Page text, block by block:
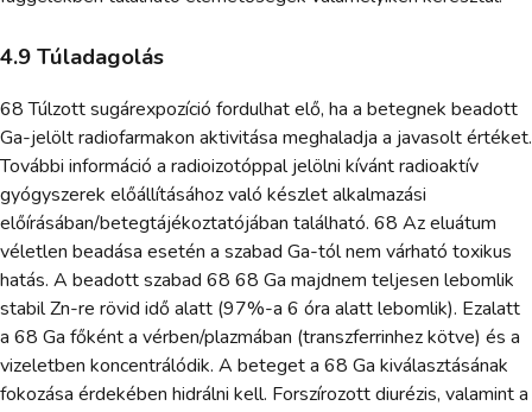
4.9 Túladagolás
68 Túlzott sugárexpozíció fordulhat elő, ha a betegnek beadott
Ga-jelölt radiofarmakon aktivitása meghaladja a javasolt értéket.
További információ a radioizotóppal jelölni kívánt radioaktív
gyógyszerek előállításához való készlet alkalmazási
előírásában/betegtájékoztatójában található. 68 Az eluátum
véletlen beadása esetén a szabad Ga-tól nem várható toxikus
hatás. A beadott szabad 68 68 Ga majdnem teljesen lebomlik
stabil Zn-re rövid idő alatt (97%-a 6 óra alatt lebomlik). Ezalatt
a 68 Ga főként a vérben/plazmában (transzferrinhez kötve) és a
vizeletben koncentrálódik. A beteget a 68 Ga kiválasztásának
fokozása érdekében hidrálni kell. Forszírozott diurézis, valamint a